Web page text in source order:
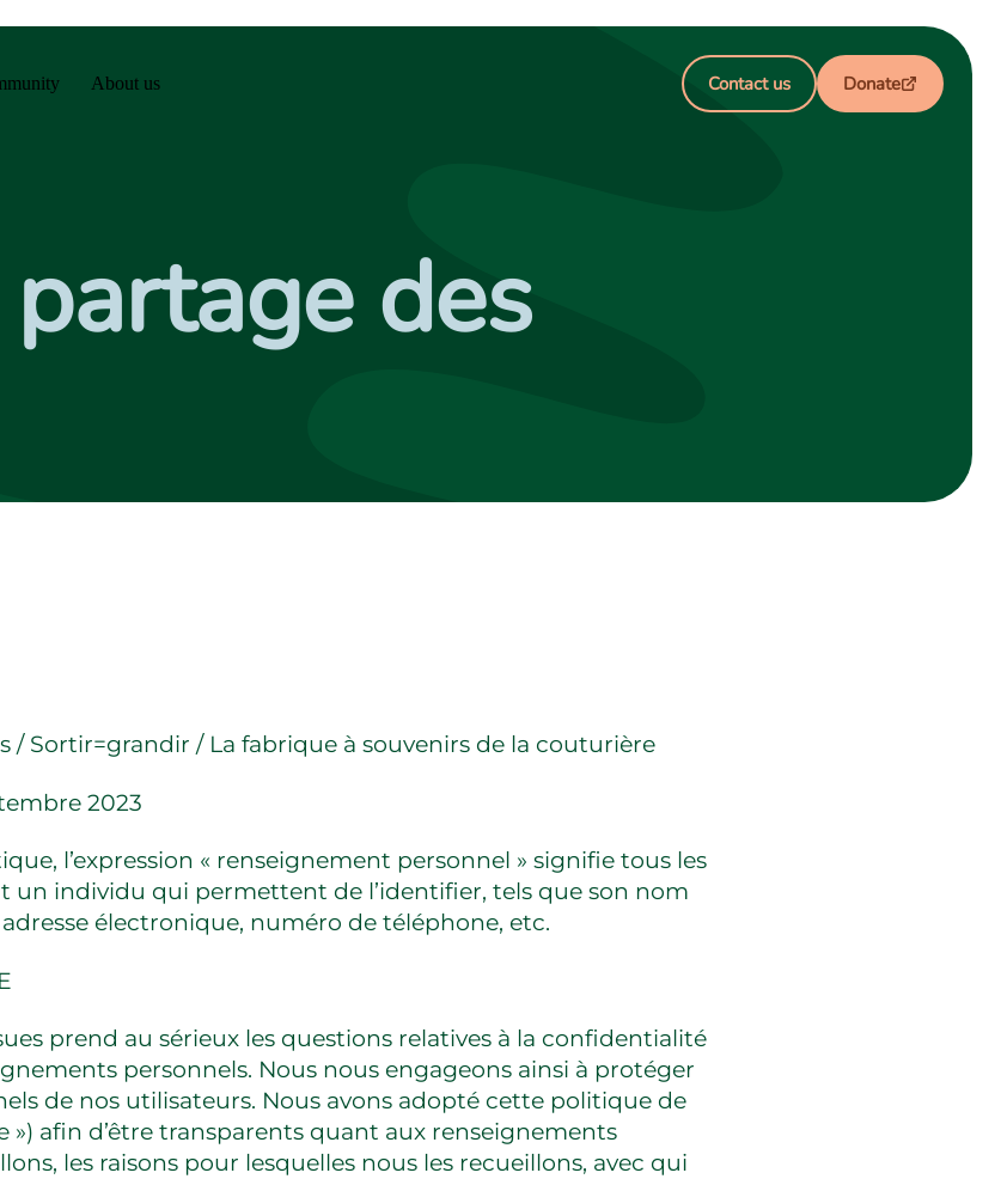
About us Contact us Donate
des
/ Sortir=grandir / La fabrique à souvenirs de la couturière
2023
l’expression « renseignement personnel » signifie tous les
un individu qui permettent de l’identifier, tels que son nom
électronique, numéro de téléphone, etc.
prend au sérieux les questions relatives à la confidentialité
personnels. Nous nous engageons ainsi à protéger
de nos utilisateurs. Nous avons adopté cette politique de
afin d’être transparents quant aux renseignements
les raisons pour lesquelles nous les recueillons, avec qui